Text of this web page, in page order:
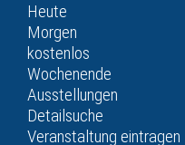
Heute
Morgen
kostenlos
Wochenende
Ausstellungen
Detailsuche
Veranstaltung eintragen